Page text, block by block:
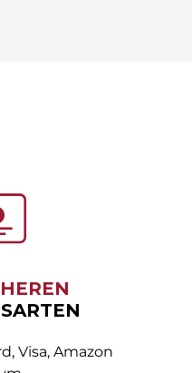
Visa, Amazon